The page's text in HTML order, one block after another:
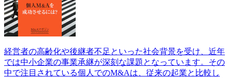
経営者の高齢化や後継者不足といった社会背景を受け、近年
では中小企業の事業承継が深刻な課題となっています。その
中で注目されている個人でのM&Aは、従来の起業と比較し